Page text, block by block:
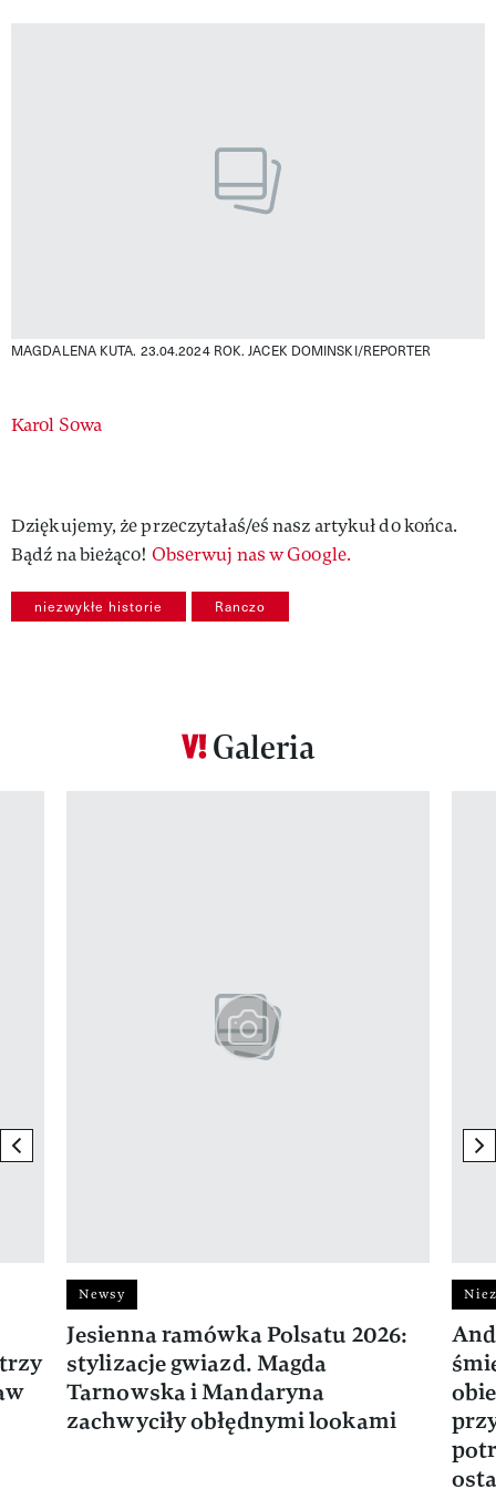
MAGDALENA KUTA. 23.04.2024 ROK. JACEK DOMINSKI/REPORTER
Authors
Karol Sowa
Dziękujemy, że przeczytałaś/eś nasz artykuł do końca.
Bądź na bieżąco! Obserwuj nas w Google.
niezwykłe historie Ranczo
Galeria
previous element
Newsy
Jesienna ramówka Polsatu 2026:
stylizacje gwiazd. Magda
Tarnowska i Mandaryna
zachwyciły obłędnymi lookami